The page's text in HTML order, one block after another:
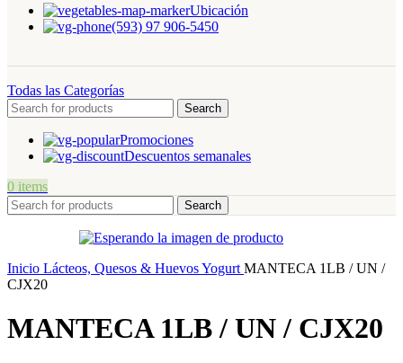
Ubicación
(593) 97 906-5450
Todas las Categorías
Search
Promociones
Descuentos semanales
0 items
Search
Inicio Lácteos, Quesos & HuevosYogurt MANTECA 1LB / UN /
CJX20
MANTECA 1LB / UN / CJX20